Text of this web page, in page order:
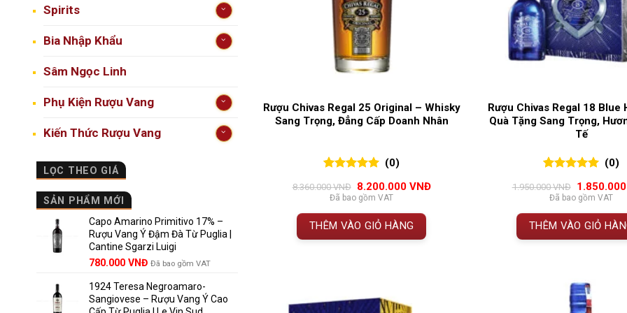
Spirits
Bia Nhập Khẩu
Sâm Ngọc Linh
Phụ Kiện Rượu Vang
Kiến Thức Rượu Vang
LỌC THEO GIÁ
SẢN PHẨM MỚI
Capo Amarino Primitivo 17% –
Rượu Vang Ý Đậm Đà Từ Puglia |
Cantine Sgarzi Luigi
Giá
là:
858.000 VNĐ.
780.000 VNĐGiá
tại
là:
Đã bao gồm VAT
1924 Teresa Negroamaro-
Sangiovese – Rượu Vang Ý Cao
Rượu Chivas Regal 25 Original – Whisky
Sang Trọng, Đẳng Cấp Doanh Nhân
đánh giá
(0)
8.360.000VNĐ
Giá
gốc
là:
8.360.000 VNĐ.
8.200.000 VNĐGiá
Đã bao gồm VAT
THÊM VÀO GIỎ HÀNG
Rượu Chivas Regal 18 Blue
Quà Tặng Sang Trọng,
Tế
đánh giá
(0)
1.950.000VNĐ
Giá
gốc
là:
1.950.000
1.850.000
Đã bao gồm VAT
THÊM VÀO GIỎ